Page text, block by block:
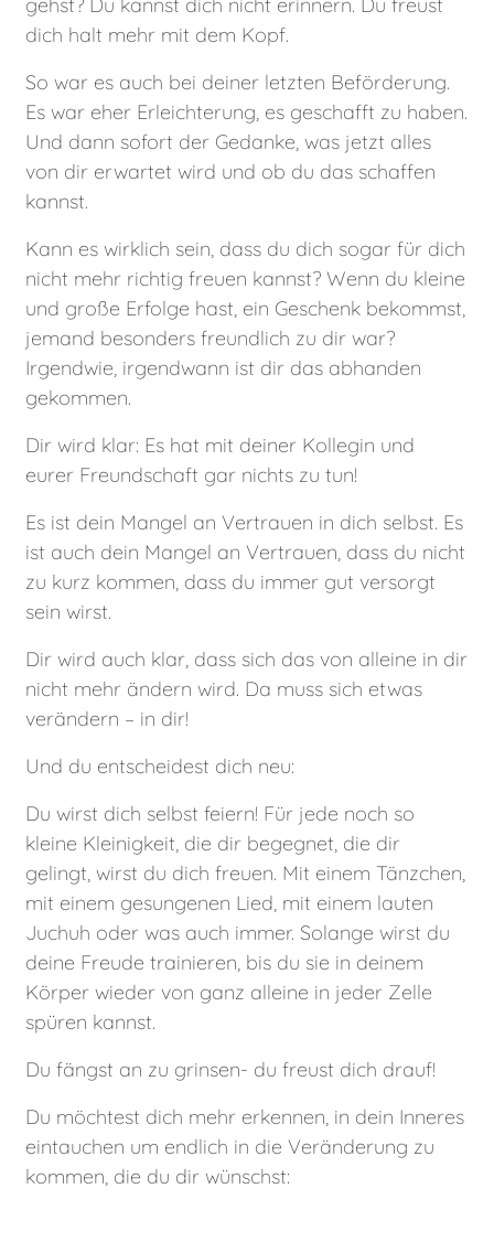
dich halt mehr mit dem Kopf.
So war es auch bei deiner letzten Beförderung.
Es war eher Erleichterung, es geschafft zu haben.
Und dann sofort der Gedanke, was jetzt alles
von dir erwartet wird und ob du das schaffen
kannst.
Kann es wirklich sein, dass du dich sogar für dich
nicht mehr richtig freuen kannst? Wenn du kleine
und große Erfolge hast, ein Geschenk bekommst,
jemand besonders freundlich zu dir war?
Irgendwie, irgendwann ist dir das abhanden
gekommen.
Dir wird klar: Es hat mit deiner Kollegin und
eurer Freundschaft gar nichts zu tun!
Es ist dein Mangel an Vertrauen in dich selbst. Es
ist auch dein Mangel an Vertrauen, dass du nicht
zu kurz kommen, dass du immer gut versorgt
sein wirst.
Dir wird auch klar, dass sich das von alleine in dir
nicht mehr ändern wird. Da muss sich etwas
verändern – in dir!
Und du entscheidest dich neu:
Du wirst dich selbst feiern! Für jede noch so
kleine Kleinigkeit, die dir begegnet, die dir
gelingt, wirst du dich freuen. Mit einem Tänzchen,
mit einem gesungenen Lied, mit einem lauten
Juchuh oder was auch immer. Solange wirst du
deine Freude trainieren, bis du sie in deinem
Körper wieder von ganz alleine in jeder Zelle
spüren kannst.
Du fängst an zu grinsen- du freust dich drauf!
Du möchtest dich mehr erkennen, in dein Inneres
eintauchen um endlich in die Veränderung zu
kommen, die du dir wünschst: